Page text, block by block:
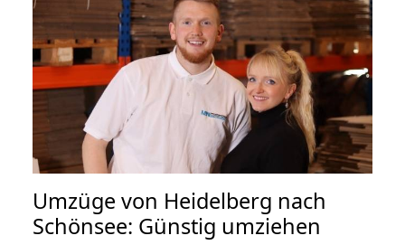
Umzüge von Heidelberg nach
Schönsee: Günstig umziehen